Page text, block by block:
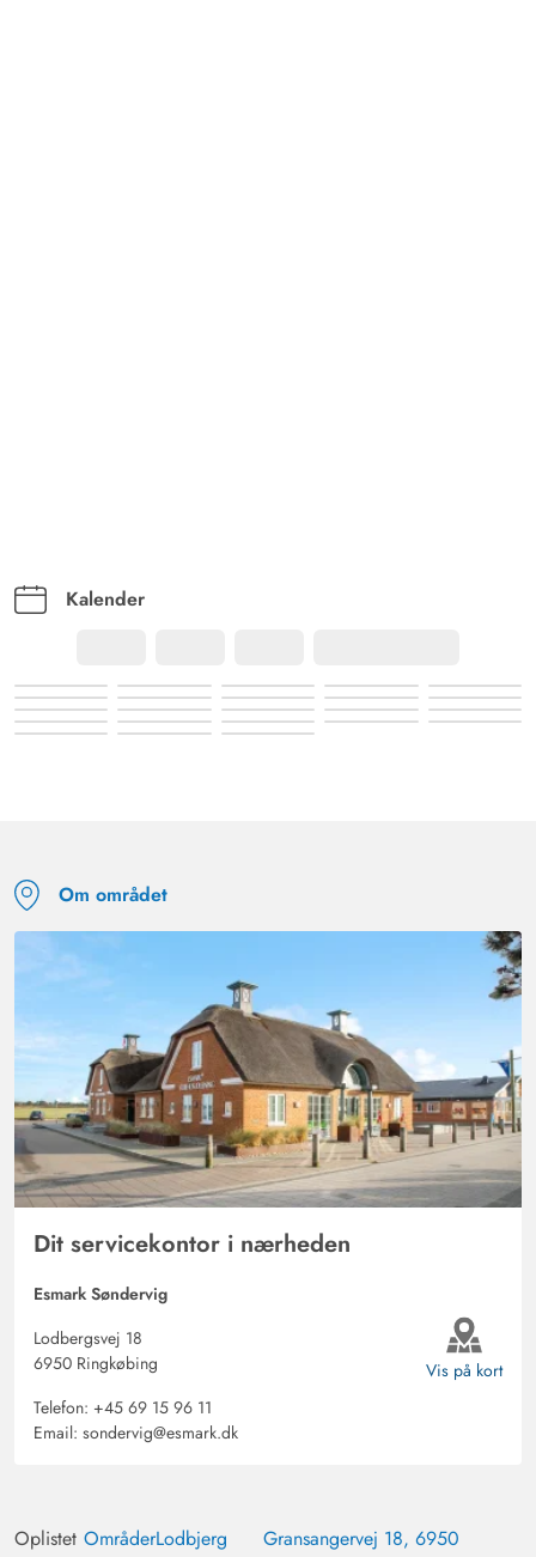
Kalender
Om området
Dit servicekontor i nærheden
Esmark Søndervig
Lodbergsvej 18
6950 Ringkøbing
Telefon: +45 69 15 96 11
Email: sondervig@esmark.dk
Vis på kort
Oplistet OmråderLodbjerg
Gransangervej 18, 6950